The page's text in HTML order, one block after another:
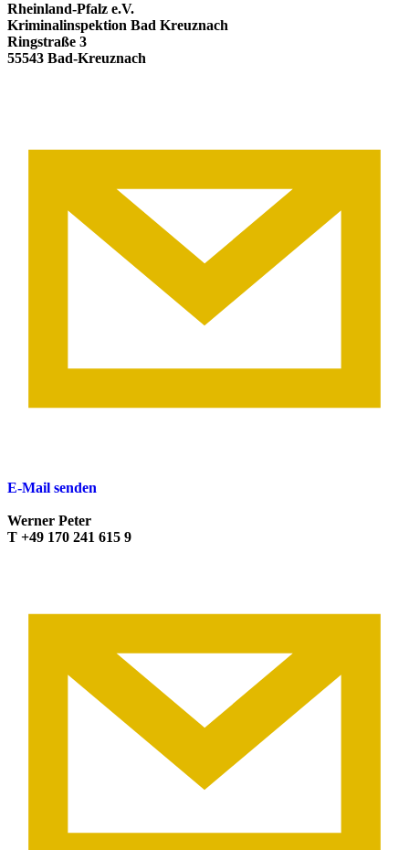
Rheinland-Pfalz e.V.
Kriminalinspektion Bad Kreuznach
Ringstraße 3
55543 Bad-Kreuznach
E-Mail senden
Werner Peter
T +49 170 241 615 9